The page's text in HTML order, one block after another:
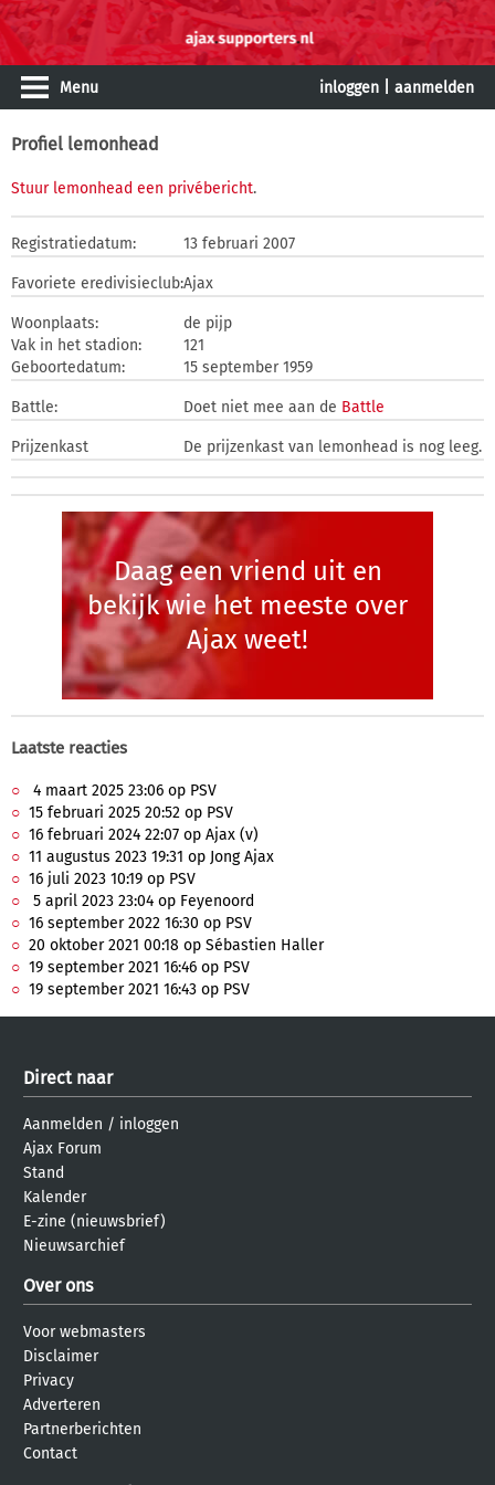
Menu inloggen aanmelden
Profiel lemonhead
Stuur lemonhead een privébericht.
Registratiedatum: 13 februari 2007
Favoriete eredivisieclub:Ajax
Woonplaats:
de pijp
Vak in het stadion:
121
Geboortedatum:
15 september 1959
Battle: Doet niet mee aan de Battle
Prijzenkast De prijzenkast van lemonhead is nog leeg.
Daag een vriend uit en
bekijk wie het meeste over
Ajax weet!
Laatste reacties
4 maart 2025 23:06 op PSV
15 februari 2025 20:52 op PSV
16 februari 2024 22:07 op Ajax (v)
11 augustus 2023 19:31 op Jong Ajax
16 juli 2023 10:19 op PSV
5 april 2023 23:04 op Feyenoord
16 september 2022 16:30 op PSV
20 oktober 2021 00:18 op Sébastien Haller
19 september 2021 16:46 op PSV
19 september 2021 16:43 op PSV
Direct naar
Aanmelden / inloggen
Ajax Forum
Stand
Kalender
E-zine (nieuwsbrief)
Nieuwsarchief
Over ons
Voor webmasters
Disclaimer
Privacy
Adverteren
Partnerberichten
Contact